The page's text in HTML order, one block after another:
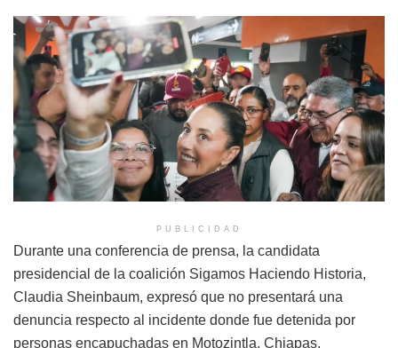
PUBLICIDAD
Durante una conferencia de prensa, la candidata
presidencial de la coalición Sigamos Haciendo Historia,
Claudia Sheinbaum, expresó que no presentará una
denuncia respecto al incidente donde fue detenida por
personas encapuchadas en Motozintla, Chiapas.